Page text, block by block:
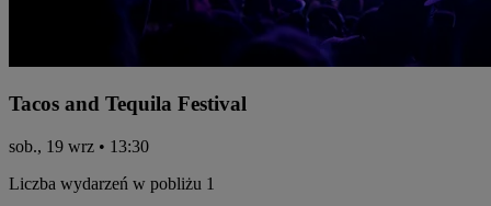
Tacos and Tequila Festival
sob., 19 wrz • 13:30
Liczba wydarzeń w pobliżu 1